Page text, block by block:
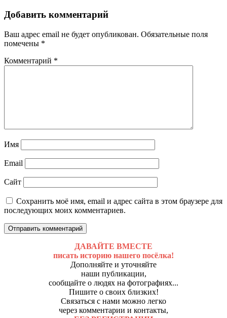
Добавить комментарий
Ваш адрес email не будет опубликован. Обязательные поля
помечены *
Комментарий *
Имя
Email
Сайт
Сохранить моё имя, email и адрес сайта в этом браузере для
последующих моих комментариев.
ДАВАЙТЕ ВМЕСТЕ
писать историю нашего посёлка!
Дополняйте и уточняйте
наши публикации,
сообщайте о людях на фотографиях...
Пишите о своих близких!
Связаться с нами можно легко
через комментарии и контакты,